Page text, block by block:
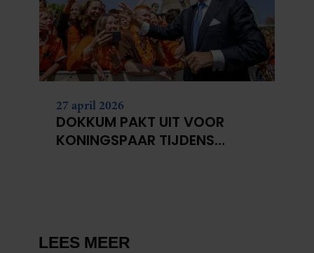
partners kunnen deze gegevens combineren met andere
informatie die u aan ze heeft verstrekt of die ze hebben
verzameld op basis van uw gebruik van hun services. U
gaat akkoord met onze cookies als u onze website blijft
gebruiken.
27 april 2026
DOKKUM PAKT UIT VOOR
KONINGSPAAR TIJDENS